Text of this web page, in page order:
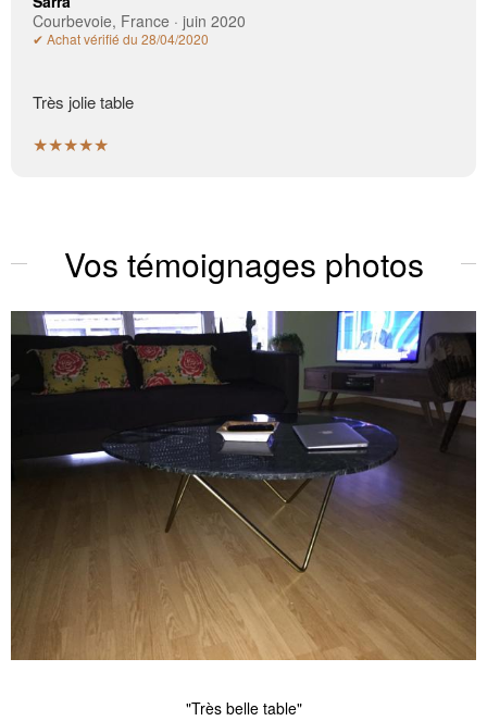
Courbevoie, France · juin 2020
✔ Achat vérifié du 28/04/2020
Très jolie table
★★★★★
Vos témoignages photos
"Très belle table"